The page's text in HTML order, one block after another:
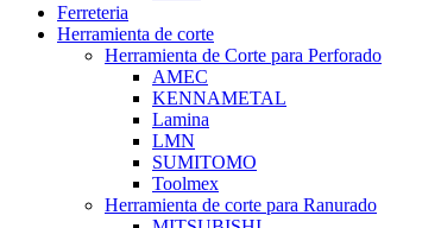
Ferreteria
Herramienta de corte
Herramienta de Corte para Perforado
AMEC
KENNAMETAL
Lamina
LMN
SUMITOMO
Toolmex
Herramienta de corte para Ranurado